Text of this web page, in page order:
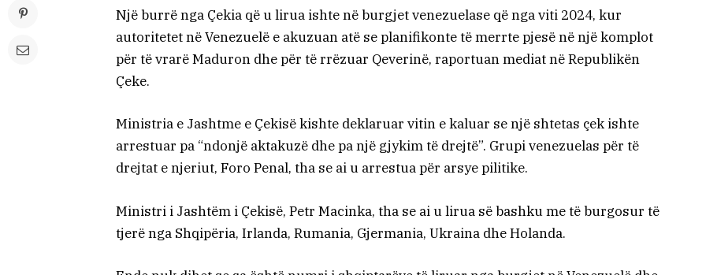
Një burrë nga Çekia që u lirua ishte në burgjet venezuelase që nga viti 2024, kur
autoritetet në Venezuelë e akuzuan atë se planifikonte të merrte pjesë në një komplot
për të vrarë Maduron dhe për të rrëzuar Qeverinë, raportuan mediat në Republikën
Çeke.
Ministria e Jashtme e Çekisë kishte deklaruar vitin e kaluar se një shtetas çek ishte
arrestuar pa “ndonjë aktakuzë dhe pa një gjykim të drejtë”. Grupi venezuelas për të
drejtat e njeriut, Foro Penal, tha se ai u arrestua për arsye pilitike.
Ministri i Jashtëm i Çekisë, Petr Macinka, tha se ai u lirua së bashku me të burgosur të
tjerë nga Shqipëria, Irlanda, Rumania, Gjermania, Ukraina dhe Holanda.